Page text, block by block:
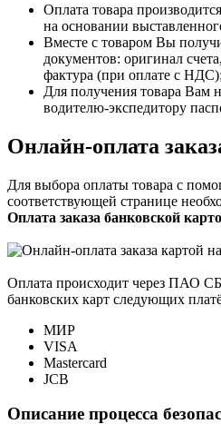
Оплата товара
на основании
Вместе с товаром Вы
документов: оригинал
фактура (при оплате с НДС);
Для получения товара Вам
водителю-экспедитору
Онлайн-оплата
Для выбора оплаты товара с
соответствующей странице
Оплата заказа банковской
Оплата происходит через ПАО
банковских карт следующих
МИР
VISA
Mastercard
JCB
Описание процесса